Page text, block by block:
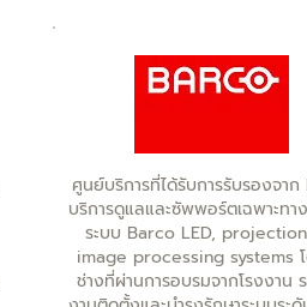
ศูนย์บริการที่ได้รับการรับรองจา
บริการดูแลและซัพพอร์ตเฉพาะทา
ระบบ Barco LED,
image processing systems
ช่างที่ผ่านการอบรมจากโรงงาน